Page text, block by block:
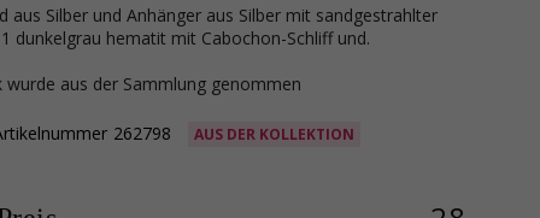
dunkelgrau hematit mit Cabochon-Schliff und.
wurde aus der Sammlung genommen
262798 AUS DER KOLLEKTION